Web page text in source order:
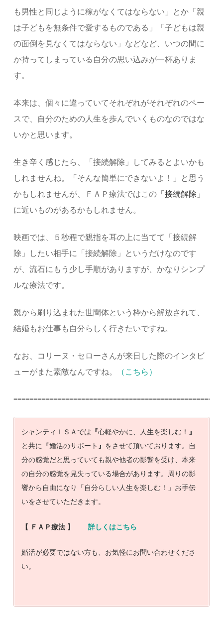
も男性と同じように稼がなくてはならない」とか「親
は子どもを無条件で愛するものである」「子どもは親
の面倒を見なくてはならない」などなど、いつの間に
か持ってしまっている自分の思い込みが一杯ありま
す。
本来は、個々に違っていてそれぞれがそれぞれのペー
スで、自分のための人生を歩んでいくものなのではな
いかと思います。
生き辛く感じたら、「接続解除」してみるとよいかも
しれませんね。「そんな簡単にできないよ！」と思う
かもしれませんが、ＦＡＰ療法ではこの 「接続解除」
に近いものがあるかもしれません。
映画では、５秒程で親指を耳の上に当てて「接続解
除」したい相手に「接続解除」というだけなのです
が、流石にもう少し手順がありますが、かなりシンプ
ルな療法です。
親から刷り込まれた世間体という枠から解放されて、
結婚もお仕事も自分らしく行きたいですね。
なお、コリーヌ・セローさんが来日した際のインタビ
ューがまた素敵なんですね。
（こちら）
==================================================
シャンティＩＳＡでは 『心軽やかに、人生を楽しむ！ 』
と共に『婚活のサポート 』 をさせて頂いております。自
分の感覚だと思っていても親や他者の影響を受け、本来
の自分の感覚を見失っている場合があります。周りの影
響から自由になり「自分らしい人生を楽しむ！」お手伝
いをさせていただきます。
【 ＦＡＰ療法 】詳しくはこちら
婚活が必要ではない方も、お気軽にお問い合わせくださ
い。